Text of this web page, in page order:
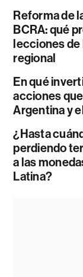
Reforma de
BCRA: qué
lecciones de
regional
En qué
acciones
Argentina y
¿Hasta
perdiendo
a las
Latina?